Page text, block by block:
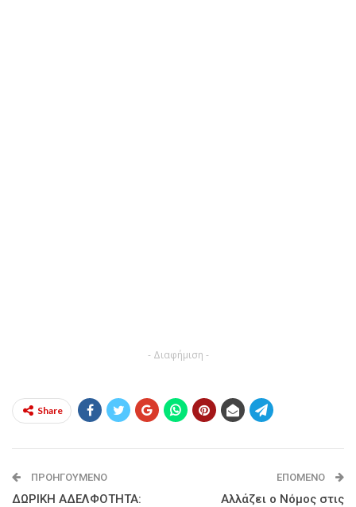
- Διαφήμιση -
Share
ΠΡΟΗΓΟΎΜΕΝΟ
ΔΩΡΙΚΗ ΑΔΕΛΦΟΤΗΤΑ:
ΕΠΌΜΕΝΟ
Αλλάζει ο Νόμος στις